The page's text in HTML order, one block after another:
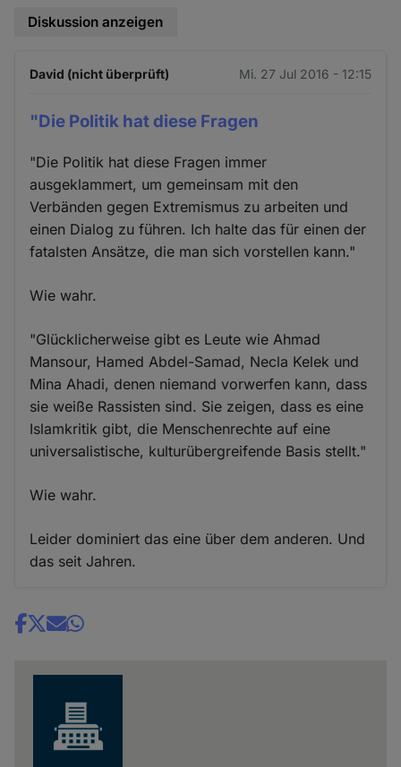
Diskussion anzeigen
David (nicht überprüft) Mi. 27 Jul 2016 - 12:15
"Die Politik hat diese Fragen
"Die Politik hat diese Fragen immer
ausgeklammert, um gemeinsam mit den
Verbänden gegen Extremismus zu arbeiten und
einen Dialog zu führen. Ich halte das für einen der
fatalsten Ansätze, die man sich vorstellen kann."
Wie wahr.
"Glücklicherweise gibt es Leute wie Ahmad
Mansour, Hamed Abdel-Samad, Necla Kelek und
Mina Ahadi, denen niemand vorwerfen kann, dass
sie weiße Rassisten sind. Sie zeigen, dass es eine
Islamkritik gibt, die Menschenrechte auf eine
universalistische, kulturübergreifende Basis stellt."
Wie wahr.
Leider dominiert das eine über dem anderen. Und
das seit Jahren.
Share